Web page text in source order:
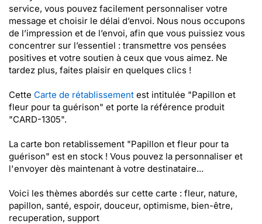
service, vous pouvez facilement personnaliser votre
message et choisir le délai d’envoi. Nous nous occupons
de l’impression et de l’envoi, afin que vous puissiez vous
concentrer sur l’essentiel : transmettre vos pensées
positives et votre soutien à ceux que vous aimez. Ne
tardez plus, faites plaisir en quelques clics !
Cette Carte de rétablissement est intitulée "Papillon et
fleur pour ta guérison" et porte la référence produit
"CARD-1305".
La carte bon retablissement "Papillon et fleur pour ta
guérison" est en stock ! Vous pouvez la personnaliser et
l'envoyer dès maintenant à votre destinataire...
Voici les thèmes abordés sur cette carte : fleur, nature,
papillon, santé, espoir, douceur, optimisme, bien-être,
recuperation, support